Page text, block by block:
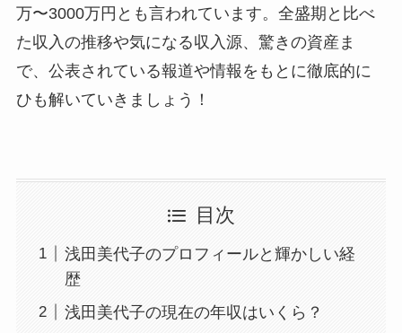
万〜3000万円とも言われています。全盛期と比べ
た収入の推移や気になる収入源、驚きの資産ま
で、公表されている報道や情報をもとに徹底的に
ひも解いていきましょう！
目次
浅田美代子のプロフィールと輝かしい経
歴
浅田美代子の現在の年収はいくら？